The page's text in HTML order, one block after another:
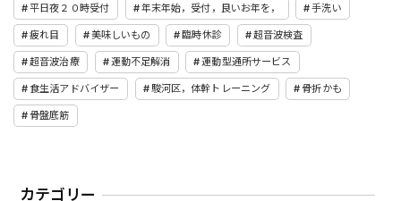
平日夜２０時受付 年末年始，受付，良いお年を， 手洗い
疲れ目 美味しいもの 臨時休診 超音波検査
超音波治療 運動不足解消 運動型通所サービス
食生活アドバイザー 駿河区，体幹トレーニング 骨折かも
骨盤底筋
カテゴリー